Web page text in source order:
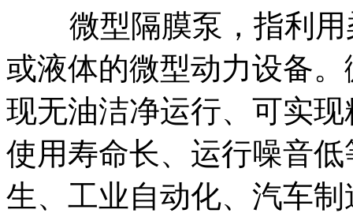
微型隔膜泵，指利用
或液体的微型动力设备
现无油洁净运行、可实
使用寿命长、运行噪音
生、工业自动化、汽车